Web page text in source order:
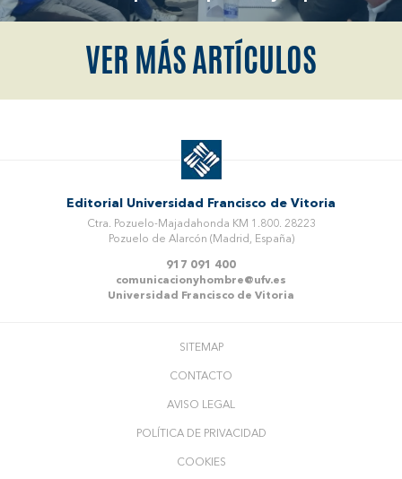
VER MÁS ARTÍCULOS
Editorial Universidad Francisco de Vitoria
Ctra. Pozuelo-Majadahonda KM 1.800. 28223
Pozuelo de Alarcón (Madrid, España)
917 091 400
comunicacionyhombre@ufv.es
Universidad Francisco de Vitoria
SITEMAP
CONTACTO
AVISO LEGAL
POLÍTICA DE PRIVACIDAD
COOKIES